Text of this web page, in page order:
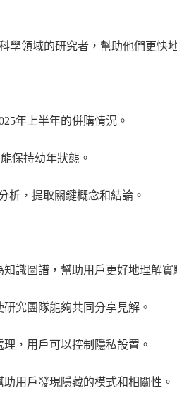
學領域的研究者，幫助他們更快
年上半年的併購情況。
保持幼年狀態。
析，提取關鍵概念和結論。
識圖譜，幫助用戶更好地理解實
究團隊能夠共同分享見解。
，用戶可以控制隱私設置。
用戶發現隱藏的模式和相關性。